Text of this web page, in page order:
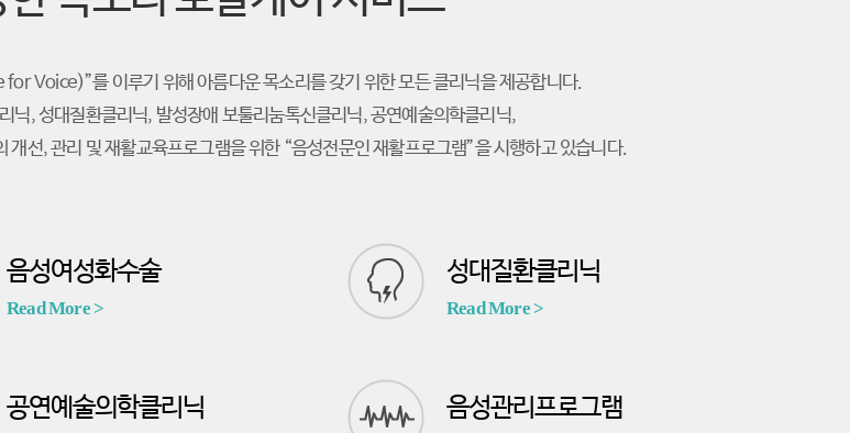
Voice)”를 이루기 위해 아름다운 목소리를 갖기 위한 모든 클리닉을 제공합니다.
닉, 성대질환클리닉, 발성장애 보툴리눔톡신클리닉, 공연예술의학클리닉,
선, 관리 및 재활교육프로그램을 위한 “음성전문인 재활프로그램”을 시행하고 있습니다.
음성여성화수술
Read More >
성대질환클리닉
Read More >
공연예술의학클리닉 음성관리프로그램